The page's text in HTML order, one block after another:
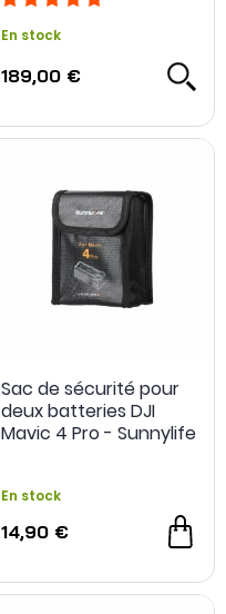
En stock
189,00 €
Sac de sécurité pour
deux batteries DJI
Mavic 4 Pro - Sunnylife
En stock
14,90 €